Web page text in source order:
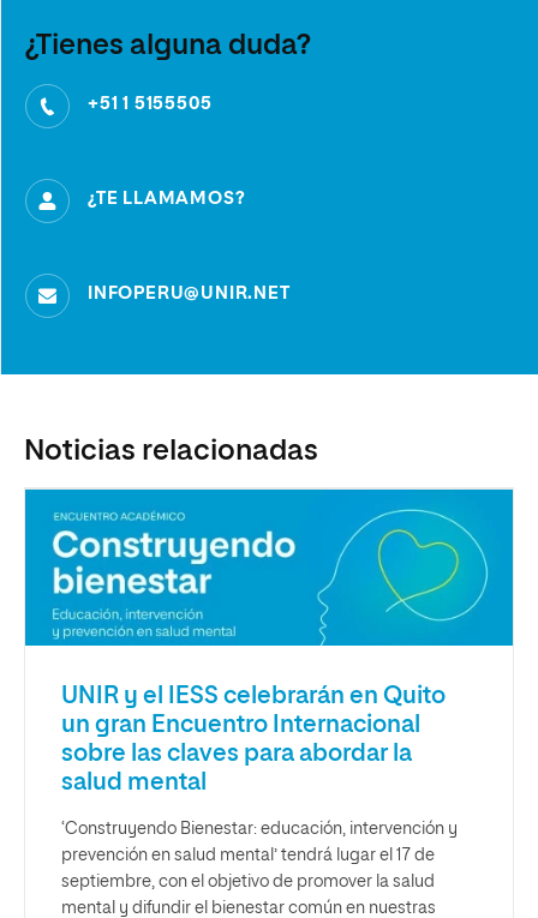
¿Tienes alguna duda?
+51 1 5155505
¿TE LLAMAMOS?
INFOPERU@UNIR.NET
Noticias relacionadas
UNIR y el IESS celebrarán en Quito
un gran Encuentro Internacional
sobre las claves para abordar la
salud mental
‘Construyendo Bienestar: educación, intervención y
prevención en salud mental’ tendrá lugar el 17 de
septiembre, con el objetivo de promover la salud
mental y difundir el bienestar común en nuestras